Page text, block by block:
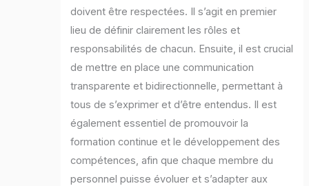
doivent être respectées. Il s’agit en premier
lieu de définir clairement les rôles et
responsabilités de chacun. Ensuite, il est crucial
de mettre en place une communication
transparente et bidirectionnelle, permettant à
tous de s’exprimer et d’être entendus. Il est
également essentiel de promouvoir la
formation continue et le développement des
compétences, afin que chaque membre du
personnel puisse évoluer et s’adapter aux